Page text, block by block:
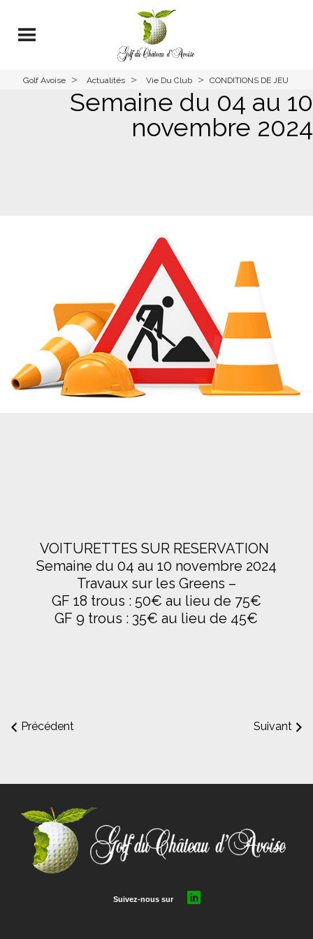
Golf Avoise > Actualités > Vie Du Club > CONDITIONS DE JEU
Semaine du 04 au 10
novembre 2024
VOITURETTES SUR RESERVATION
Semaine du 04 au 10 novembre 2024
Travaux sur les Greens –
GF 18 trous : 50€ au lieu de 75€
GF 9 trous : 35€ au lieu de 45€
Précédent Suivant